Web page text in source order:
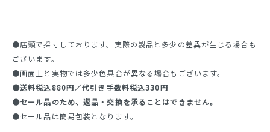
●店頭で採寸しております。実際の製品と多少の差異が生じる場合も
ございます。
●画面上と実物では多少色具合が異なる場合もございます。
●送料税込880円／代引き手数料税込330円
●セール品のため、返品・交換を承ることはできません。
●セール品は簡易包装となります。